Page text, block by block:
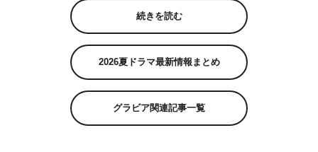
続きを読む
2026夏ドラマ最新情報まとめ
グラビア関連記事一覧